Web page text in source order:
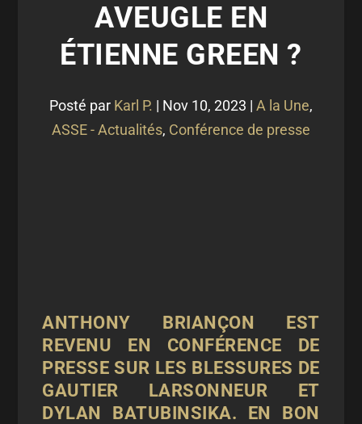
AVEUGLE EN
ÉTIENNE GREEN ?
Posté par Karl P. | Nov 10, 2023 | A la Une,
ASSE - Actualités, Conférence de presse
ANTHONY BRIANÇON EST
REVENU EN CONFÉRENCE DE
PRESSE SUR LES BLESSURES DE
GAUTIER LARSONNEUR ET
DYLAN BATUBINSIKA. EN BON